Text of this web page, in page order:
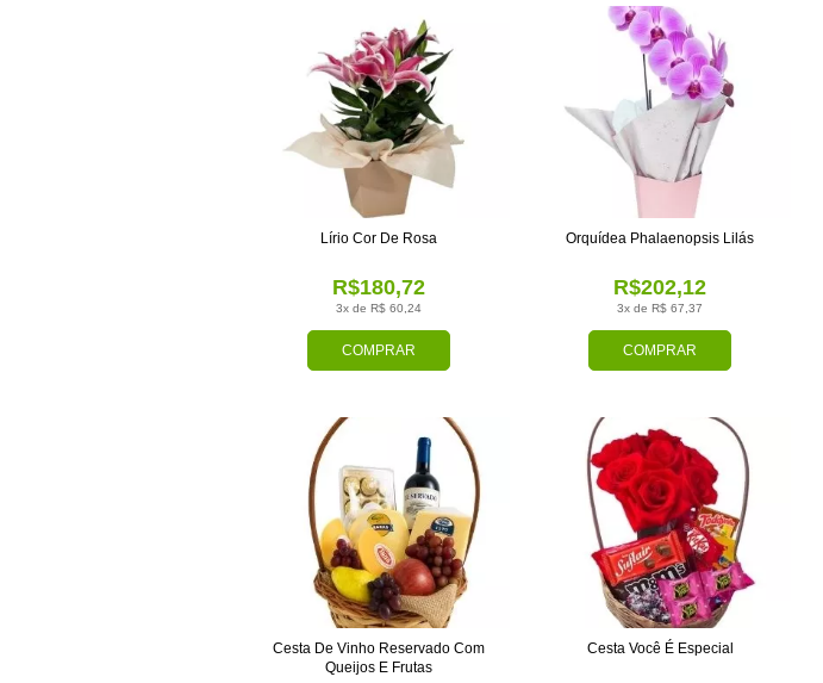
COMPRAR
3x de R$ 60,24
R$180,72
Lírio Cor De Rosa
COMPRAR
3x de R$ 67,37
R$202,12
Orquídea Phalaenopsis Lilás
Cesta De Vinho Reservado Com
Queijos E Frutas
Cesta Você É Especial